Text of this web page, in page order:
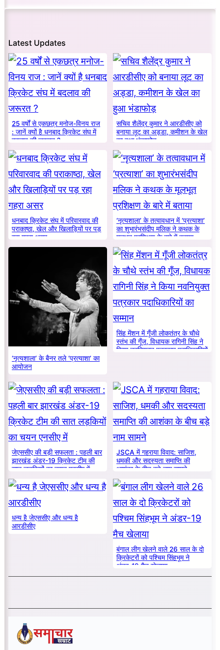
Latest Updates
25 वर्षों से एकछत्र मनोज-विनय राज
: जानें क्यों है धनबाद क्रिकेट संघ में
बदलाव की जरूरत ?
सचिव शैलेंद्र कुमार ने आरडीसीए को
बनाया लूट का अड्डा, कमीशन के खेल
का हुआ भंडाफोड़
धनबाद क्रिकेट संघ में परिवारवाद की
पराकाष्ठा, खेल और खिलाड़ियों पर पड़
रहा गहरा असर
‘नृत्यशाला’ के तत्वावधान में ‘प्रत्याशा’
का शुभारंभसंदीप मलिक ने कथक के
मूलभूत प्रशिक्षण के बारे में बताया
‘नृत्यशाला’ के बैनर तले ‘प्रत्याशा’ का
आयोजन
सिंह मेंशन में गूँजी लोकतंत्र के चौथे
स्तंभ की गूँज, विधायक रागिनी सिंह ने
किया नवनियुक्त पत्रकार पदाधिकारियों
जेएससीए की बड़ी सफलता : पहली बार
झारखंड अंडर-19 क्रिकेट टीम की
सात लड़कियों का चयन एनसीए में
JSCA में गहराया विवाद: साजिश,
धमकी और सदस्यता समाप्ति की
आशंका के बीच बड़े नाम सामने
धन्य है जेएससीए और धन्य है
आरडीसीए
बंगाल लीग खेलने वाले 26 साल के दो
क्रिकेटरों को पश्चिम सिंहभूम ने
अंडर-19 मैच खेलाया